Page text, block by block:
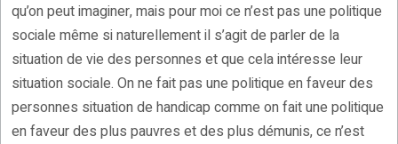
qu’on peut imaginer, mais pour moi ce n’est pas une politique
sociale même si naturellement il s’agit de parler de la
situation de vie des personnes et que cela intéresse leur
situation sociale. On ne fait pas une politique en faveur des
personnes situation de handicap comme on fait une politique
en faveur des plus pauvres et des plus démunis, ce n’est